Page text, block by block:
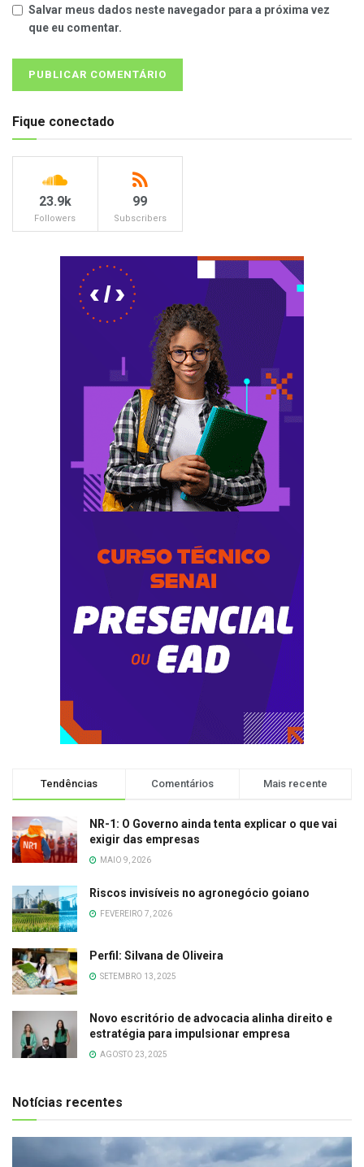
Salvar meus dados neste navegador para a próxima vez
que eu comentar.
Fique conectado
23.9k
Followers
99
Subscribers
Tendências Comentários Mais recente
NR-1: O Governo ainda tenta explicar o que vai
exigir das empresas
MAIO 9, 2026
Riscos invisíveis no agronegócio goiano
FEVEREIRO 7, 2026
Perfil: Silvana de Oliveira
SETEMBRO 13, 2025
Novo escritório de advocacia alinha direito e
estratégia para impulsionar empresa
AGOSTO 23, 2025
Notícias recentes